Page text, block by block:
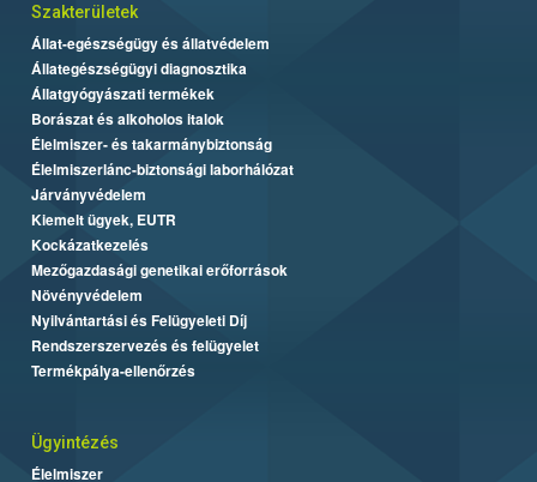
Szakterületek
Állat-egészségügy és állatvédelem
Állategészségügyi diagnosztika
Állatgyógyászati termékek
Borászat és alkoholos italok
Élelmiszer- és takarmánybiztonság
Élelmiszerlánc-biztonsági laborhálózat
Járványvédelem
Kiemelt ügyek, EUTR
Kockázatkezelés
Mezőgazdasági genetikai erőforrások
Növényvédelem
Nyilvántartási és Felügyeleti Díj
Rendszerszervezés és felügyelet
Termékpálya-ellenőrzés
Ügyintézés
Élelmiszer